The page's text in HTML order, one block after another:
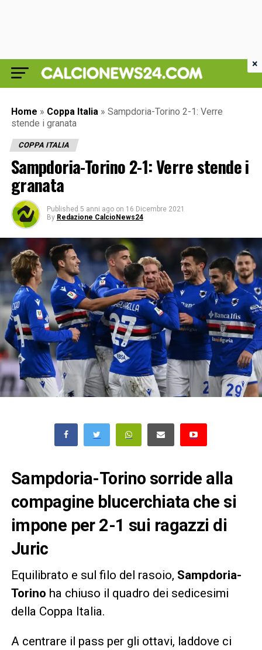
Home » Coppa Italia » Sampdoria-Torino 2-1: Verre
stende i granata
COPPA ITALIA
Sampdoria-Torino 2-1: Verre stende i
granata
Published 5 anni ago on 16 Dicembre 2021
By Redazione CalcioNews24
Sampdoria-Torino sorride alla
compagine blucerchiata che si
impone per 2-1 sui ragazzi di
Juric
Equilibrato e sul filo del rasoio, Sampdoria-
Torino ha chiuso il quadro dei sedicesimi
della Coppa Italia.
A centrare il pass per gli ottavi, laddove ci
×